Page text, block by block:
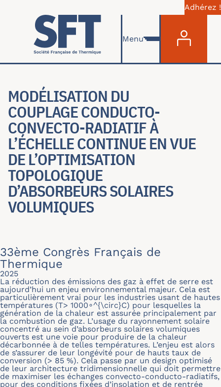
Aller au contenu principal
Adhérez !
Menu
MODÉLISATION DU
COUPLAGE CONDUCTO-
CONVECTO-RADIATIF À
L’ÉCHELLE CONTINUE EN VUE
DE L’OPTIMISATION
TOPOLOGIQUE
D’ABSORBEURS SOLAIRES
VOLUMIQUES
33ème Congrès Français de
Thermique
2025
La réduction des émissions des gaz à effet de serre est
aujourd’hui un enjeu environnemental majeur. Cela est
particulièrement vrai pour les industries usant de hautes
températures (T> 1000∘^{\circ}C) pour lesquelles la
génération de la chaleur est assurée principalement par
la combustion de gaz. L’usage du rayonnement solaire
concentré au sein d’absorbeurs solaires volumiques
ouverts est une voie pour produire de la chaleur
décarbonnée à de telles températures. L’enjeu est alors
de s’assurer de leur longévité pour de hauts taux de
conversion (> 85 %). Cela passe par un design optimisé
de leur architecture tridimensionnelle qui doit permettre
de maximiser les échanges convecto-conducto-radiatifs,
pour des conditions fixées d’insolation et de rentrée